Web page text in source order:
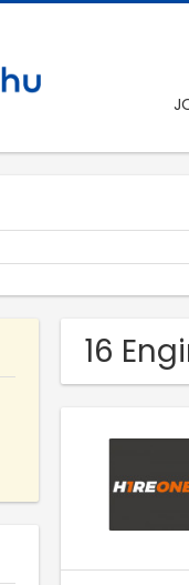
16